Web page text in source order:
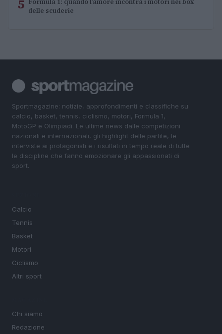
5 Formula 1: quando l’amore incontra i motori nei box
delle scuderie
Sportmagazine: notizie, approfondimenti e classifiche su
calcio, basket, tennis, ciclismo, motori, Formula 1,
MotoGP e Olimpiadi. Le ultime news dalle competizioni
nazionali e internazionali, gli highlight delle partite, le
interviste ai protagonisti e i risultati in tempo reale di tutte
le discipline che fanno emozionare gli appassionati di
sport.
Calcio
Tennis
Basket
Motori
Ciclismo
Altri sport
Chi siamo
Redazione